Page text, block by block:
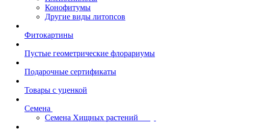
Конофитумы
Другие виды литопсов
Фитокартины
Пустые геометрические флорариумы
Подарочные сертификаты
Товары с уценкой
Семена
Семена Хищных растений